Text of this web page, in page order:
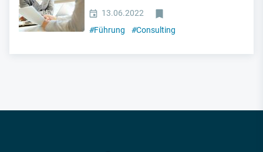
13.06.2022
#Führung #Consulting